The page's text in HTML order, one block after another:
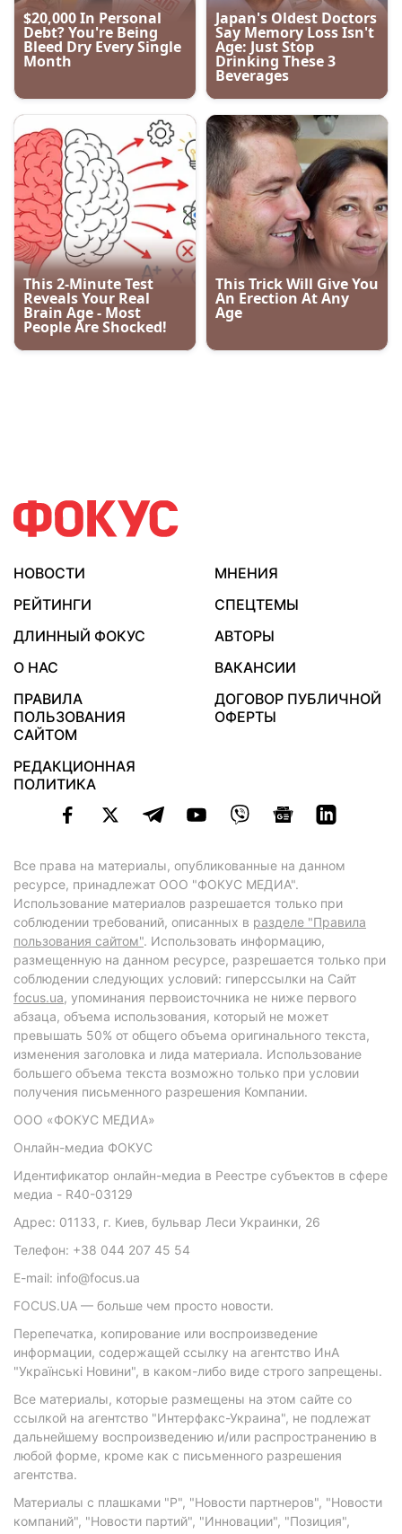
НОВОСТИ
МНЕНИЯ
РЕЙТИНГИ
СПЕЦТЕМЫ
ДЛИННЫЙ ФОКУС
АВТОРЫ
О НАС
ВАКАНСИИ
ПРАВИЛА
ПОЛЬЗОВАНИЯ
САЙТОМ
ДОГОВОР ПУБЛИЧНОЙ
ОФЕРТЫ
РЕДАКЦИОННАЯ
ПОЛИТИКА
Все права на материалы, опубликованные на данном
ресурсе, принадлежат ООО "ФОКУС МЕДИА".
Использование материалов разрешается только при
соблюдении требований, описанных в разделе "Правила
пользования сайтом". Использовать информацию,
размещенную на данном ресурсе, разрешается только при
соблюдении следующих условий: гиперссылки на Сайт
focus.ua, упоминания первоисточника не ниже первого
абзаца, объема использования, который не может
превышать 50% от общего объема оригинального текста,
изменения заголовка и лида материала. Использование
большего объема текста возможно только при условии
получения письменного разрешения Компании.
ООО «ФОКУС МЕДИА»
Онлайн-медиа ФОКУС
Идентификатор онлайн-медиа в Реестре субъектов в сфере
медиа - R40-03129
Адрес: 01133, г. Киев, бульвар Леси Украинки, 26
Телефон: +38 044 207 45 54
E-mail: info@focus.ua
FOCUS.UA — больше чем просто новости.
Перепечатка, копирование или воспроизведение
информации, содержащей ссылку на агентство ИнА
"Українські Новини", в каком-либо виде строго запрещены.
Все материалы, которые размещены на этом сайте со
ссылкой на агентство "Интерфакс-Украина", не подлежат
дальнейшему воспроизведению и/или распространению в
любой форме, кроме как с письменного разрешения
агентства.
Материалы с плашками "Р", "Новости партнеров", "Новости
компаний", "Новости партий", "Инновации", "Позиция",